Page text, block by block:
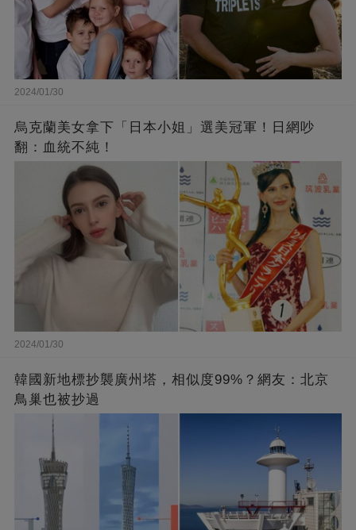
2024/01/30
烏克蘭美女拿下「日本小姐」選美冠軍！日網吵
翻：血統不純！
2024/01/30
韓國新地標抄襲廣州塔，相似度99%？網友：北京
鳥巢也被抄過